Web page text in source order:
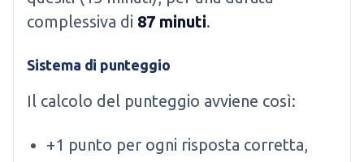
complessiva di 87 minuti.
Sistema di punteggio
Il calcolo del punteggio avviene così:
+1 punto per ogni risposta corretta,